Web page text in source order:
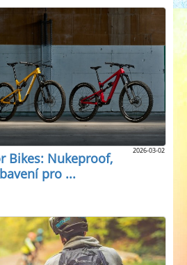
2026-03-02
Bikes: Nukeproof,
pro ...